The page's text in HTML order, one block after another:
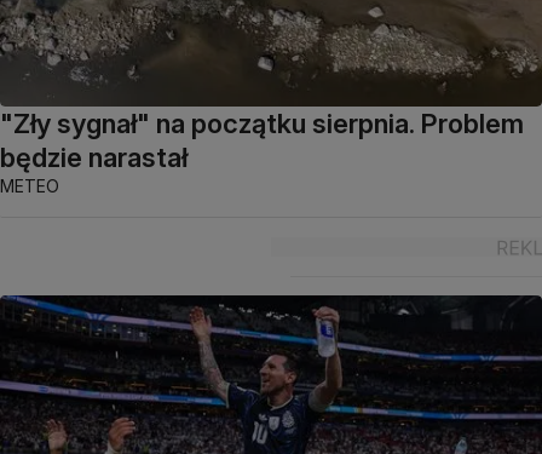
"Zły sygnał" na początku sierpnia. Problem
będzie narastał
METEO